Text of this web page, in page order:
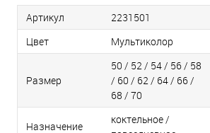
Артикул
2231501
Цвет
Мультиколор
Размер
50 / 52 / 54 / 56 / 58
/ 60 / 62 / 64 / 66 /
68 / 70
Назначение
коктельное /